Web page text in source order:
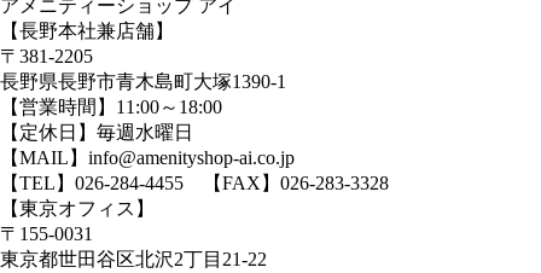
アメニティーショップ アイ
【長野本社兼店舗】
〒381-2205
長野県長野市青木島町大塚1390-1
【営業時間】11:00～18:00
【定休日】毎週水曜日
【MAIL】info@amenityshop-ai.co.jp
【TEL】 026-284-4455 【FAX】026-283-3328
【東京オフィス】
〒155-0031
東京都世田谷区北沢2丁目21-22